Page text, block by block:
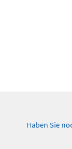
Haben Sie